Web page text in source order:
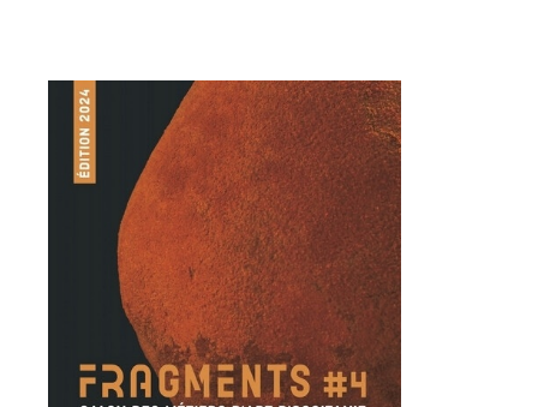
Adresse email*